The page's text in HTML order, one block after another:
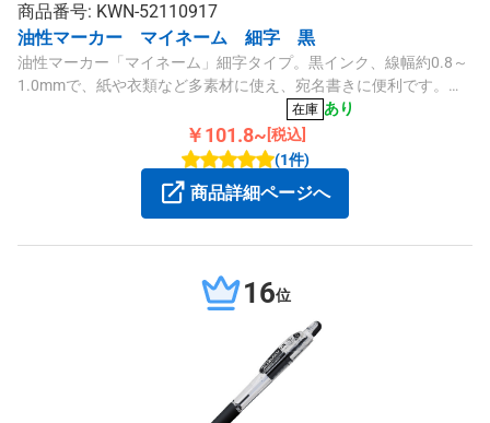
商品番号: KWN-52110917
油性マーカー マイネーム 細字 黒
油性マーカー「マイネーム」細字タイプ。黒インク、線幅約0.8～
1.0mmで、紙や衣類など多素材に使え、宛名書きに便利です。キ
在庫 あり
￥101.8~ [税込]
(1件)
商品詳細ページへ
16位